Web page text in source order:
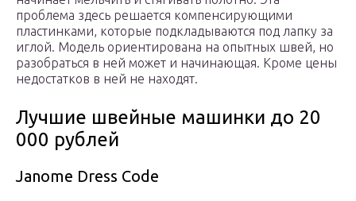
проблема здесь решается компенсирующими
пластинками, которые подкладываются под лапку за
иглой. Модель ориентирована на опытных швей, но
разобраться в ней может и начинающая. Кроме цены
недостатков в ней не находят.
Лучшие швейные машинки до 20
000 рублей
Janome Dress Code